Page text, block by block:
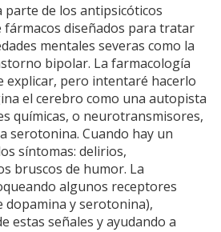
de los antipsicóticos
diseñados para tratar
mentales severas como la
bipolar. La farmacología
explicar, pero intentaré hacerlo
el cerebro como una autopista
químicas, o neurotransmisores,
serotonina. Cuando hay un
síntomas: delirios,
bruscos de humor. La
algunos receptores
dopamina y serotonina),
estas señales y ayudando a